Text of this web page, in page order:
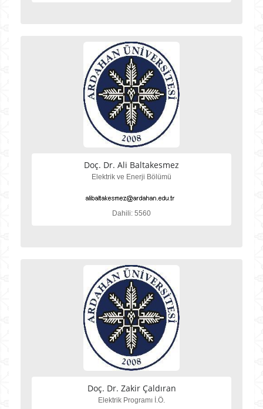
Doç. Dr. Ali Baltakesmez
Elektrik ve Enerji Bölümü
Dahili: 5560
Doç. Dr. Zakir Çaldıran
Elektrik Programı İ.Ö.